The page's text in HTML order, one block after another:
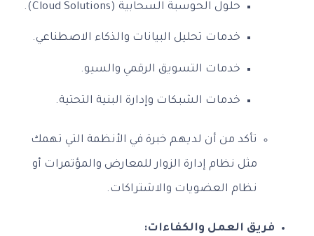
حلول الحوسبة السحابية (Cloud Solutions).
خدمات تحليل البيانات والذكاء الاصطناعي.
خدمات التسويق الرقمي والسيو.
خدمات الشبكات وإدارة البنية التحتية.
تأكد من أن لديهم خبرة في الأنظمة التي تهمك
مثل نظام إدارة الزوار للمعارض والمؤتمرات أو
نظام العضويات والاشتراكات.
فريق العمل والكفاءات: